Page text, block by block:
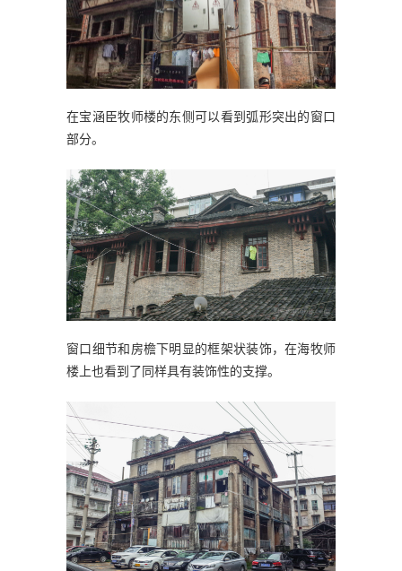
在宝涵臣牧师楼的东侧可以看到弧形突出的窗口
部分。
窗口细节和房檐下明显的框架状装饰，在海牧师
楼上也看到了同样具有装饰性的支撑。